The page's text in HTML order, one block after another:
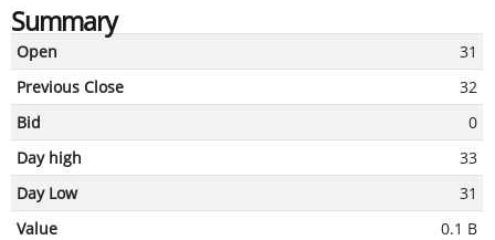
Summary
Open
31
Previous Close
32
Bid
0
Day high
33
Day Low
31
Value
0.1 B